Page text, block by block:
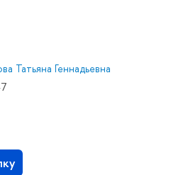
Татьяна Геннадьевна